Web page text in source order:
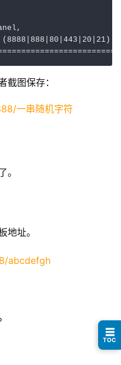
截图保存：
一串随机字符
。
地址。
abcdefgh
☰
TOC